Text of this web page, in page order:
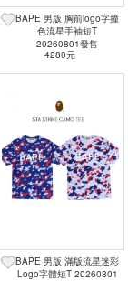
BAPE 男版 胸前logo字撞
色流星手袖短T
20260801發售
4280元
BAPE 男版 滿版流星迷彩
Logo字體短T 20260801